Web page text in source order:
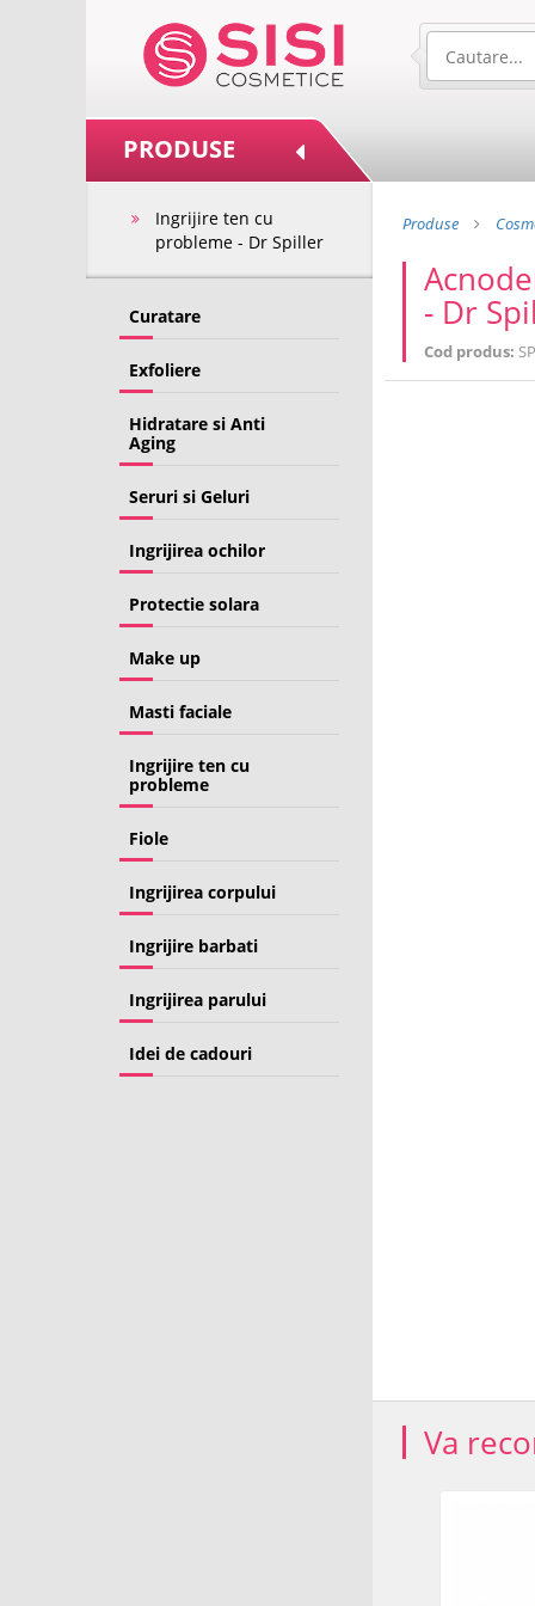
PRODUSE
Ingrijire ten cu
probleme - Dr Spiller
Curatare
Exfoliere
Hidratare si Anti
Aging
Seruri si Geluri
Ingrijirea ochilor
Protectie solara
Make up
Masti faciale
Ingrijire ten cu
probleme
Fiole
Ingrijirea corpului
Ingrijire barbati
Ingrijirea parului
Idei de cadouri
Produse
- Dr
Cod produs:
Va